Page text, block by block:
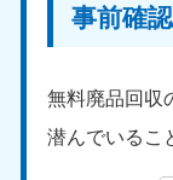
事前確
無料廃品回収
潜んでいるこ